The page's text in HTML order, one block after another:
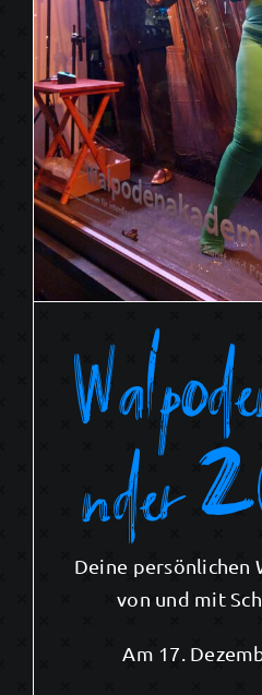
nder
Deine persönlichen
von und mit
Am 17.